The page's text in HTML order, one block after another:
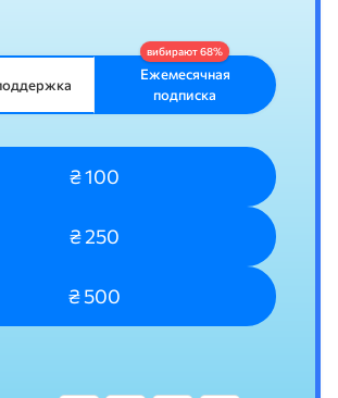
Ежемесячная
подписка
₴ 100
₴ 250
₴ 500